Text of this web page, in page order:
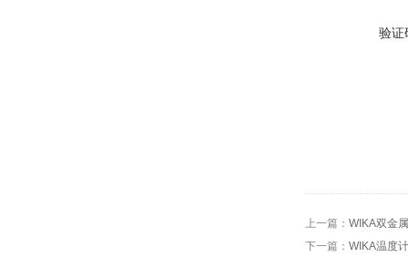
验证
上一篇： WIKA双金
下一篇： WIKA温度